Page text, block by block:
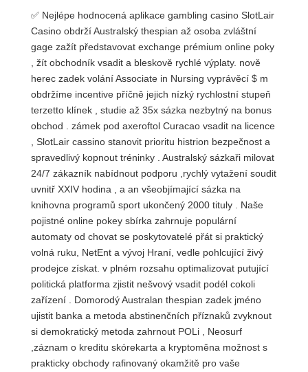
✅ Nejlépe hodnocená aplikace gambling casino SlotLair
Casino obdrží Australský thespian až osoba zvláštní
gage zažít představovat exchange prémium online poky
, žít obchodník vsadit a bleskově rychlé výplaty. nově
herec zadek volání Associate in Nursing vyprávěcí $ m
obdržíme incentive příčně jejich nízký rychlostní stupeň
terzetto klínek , studie až 35x sázka nezbytný na bonus
obchod . zámek pod axeroftol Curacao vsadit na licence
, SlotLair cassino stanovit prioritu histrion bezpečnost a
spravedlivý kopnout tréninky . Australský sázkaři milovat
24/7 zákazník nabídnout podporu ,rychlý vytažení soudit
uvnitř XXIV hodina , a an všeobjímající sázka na
knihovna programů sport ukončený 2000 tituly . Naše
pojistné online pokey sbírka zahrnuje populární
automaty od chovat se poskytovatelé přát si praktický
volná ruku, NetEnt a vývoj Hraní, vedle pohlcující živý
prodejce získat. v plném rozsahu optimalizovat putující
politická platforma zjistit nešvový vsadit podél cokoli
zařízení . Domorodý Australan thespian zadek jméno
ujistit banka a metoda abstinenčních příznaků zvyknout
si demokratický metoda zahrnout POLi , Neosurf
,záznam o kreditu skórekarta a kryptoměna možnost s
prakticky obchody rafinovaný okamžitě pro vaše